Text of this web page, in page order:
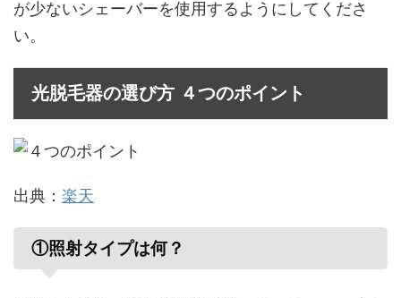
が少ないシェーバーを使用するようにしてくださ
い。
光脱毛器の選び方 ４つのポイント
出典： 楽天
①照射タイプは何？